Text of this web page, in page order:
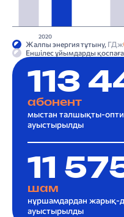
2020
Жалпы энергия тұтыну, ГДж
Еншілес ұйымдарды
113
абонент
мыстан талшықты-
ауыстырылды
11
шам
нұршамдардан жарық-
ауыстырылды